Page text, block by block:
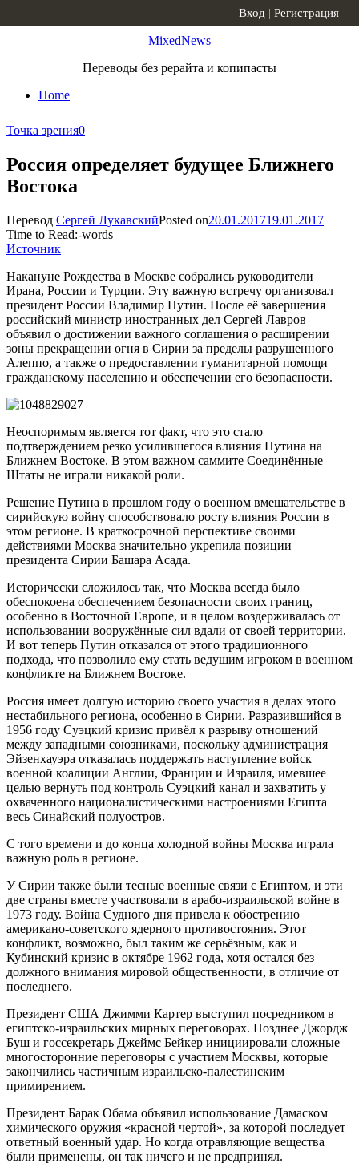
MixedNews
Переводы без рерайта и копипасты
Home
Вход | Регистрация
Точка зрения0
Россия определяет будущее Ближнего
Востока
Перевод Сергей ЛукавскийPosted on20.01.201719.01.2017
Time to Read:-words
Источник
Накануне Рождества в Москве собрались руководители
Ирана, России и Турции. Эту важную встречу организовал
президент России Владимир Путин. После её завершения
российский министр иностранных дел Сергей Лавров
объявил о достижении важного соглашения о расширении
зоны прекращении огня в Сирии за пределы разрушенного
Алеппо, а также о предоставлении гуманитарной помощи
гражданскому населению и обеспечении его безопасности.
Неоспоримым является тот факт, что это стало
подтверждением резко усилившегося влияния Путина на
Ближнем Востоке. В этом важном саммите Соединённые
Штаты не играли никакой роли.
Решение Путина в прошлом году о военном вмешательстве в
сирийскую войну способствовало росту влияния России в
этом регионе. В краткосрочной перспективе своими
действиями Москва значительно укрепила позиции
президента Сирии Башара Асада.
Исторически сложилось так, что Москва всегда было
обеспокоена обеспечением безопасности своих границ,
особенно в Восточной Европе, и в целом воздерживалась от
использовании вооружённые сил вдали от своей территории.
И вот теперь Путин отказался от этого традиционного
подхода, что позволило ему стать ведущим игроком в военном
конфликте на Ближнем Востоке.
Россия имеет долгую историю своего участия в делах этого
нестабильного региона, особенно в Сирии. Разразившийся в
1956 году Суэцкий кризис привёл к разрыву отношений
между западными союзниками, поскольку администрация
Эйзенхауэра отказалась поддержать наступление войск
военной коалиции Англии, Франции и Израиля, имевшее
целью вернуть под контроль Суэцкий канал и захватить у
охваченного националистическими настроениями Египта
весь Синайский полуостров.
С того времени и до конца холодной войны Москва играла
важную роль в регионе.
У Сирии также были тесные военные связи с Египтом, и эти
две страны вместе участвовали в арабо-израильской войне в
1973 году. Война Судного дня привела к обострению
американо-советского ядерного противостояния. Этот
конфликт, возможно, был таким же серьёзным, как и
Кубинский кризис в октябре 1962 года, хотя остался без
должного внимания мировой общественности, в отличие от
последнего.
Президент США Джимми Картер выступил посредником в
египтско-израильских мирных переговорах. Позднее Джордж
Буш и госсекретарь Джеймс Бейкер инициировали сложные
многосторонние переговоры с участием Москвы, которые
закончились частичным израильско-палестинским
примирением.
Президент Барак Обама объявил использование Дамаском
химического оружия «красной чертой», за которой последует
ответный военный удар. Но когда отравляющие вещества
были применены, он так ничего и не предпринял.